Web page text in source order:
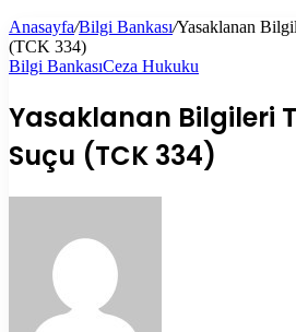
Anasayfa/Bilgi Bankası/Yasaklanan
(TCK 334)
Bilgi BankasıCeza Hukuku
Yasaklanan Bilgileri
Suçu (TCK 334)